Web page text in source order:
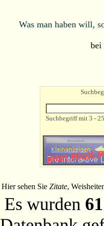
Was man haben will,
bei
Suchbegriff mit 3 -
Hier sehen Sie Zitate,
Es wurden 61